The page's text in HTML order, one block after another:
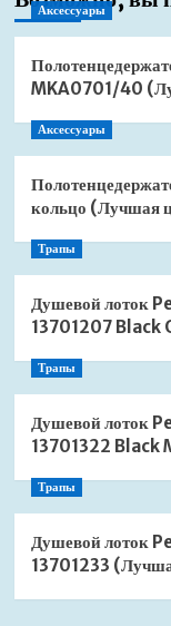
Аксессуары
MKA0701/40
Аксессуары
кольцо (Лучшая
Трапы
Душевой лоток
13701207 Black
Трапы
Душевой лоток
13701322 Black
Трапы
Душевой лоток
13701233